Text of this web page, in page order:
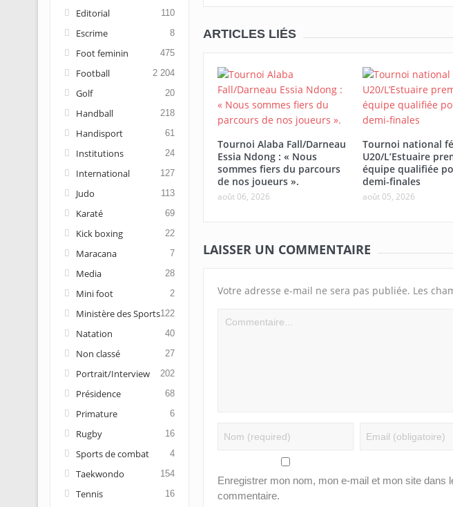
ARTICLES LIÉS
Tournoi Alaba Fall/Darneau
Essia Ndong : « Nous
sommes fiers du parcours
de nos joueurs ».
août 06, 2026
Tournoi national
U20/L’Estuaire
équipe qualifiée
demi-finales
août 05, 2026
LAISSER UN COMMENTAIRE
Votre adresse e-mail ne sera pas publiée. Les
Enregistrer mon nom, mon e-mail et mon site dans
commentaire.
Editorial 110
Escrime 8
Foot feminin 475
Football 2 204
Golf 20
Handball 218
Handisport 61
Institutions 24
International 127
Judo 113
Karaté 69
Kick boxing 22
Maracana 7
Media 28
Mini foot 2
Ministère des Sports122
Natation 40
Non classé 27
Portrait/Interview 202
Présidence 68
Primature 6
Rugby 16
Sports de combat 4
Taekwondo 154
Tennis 16